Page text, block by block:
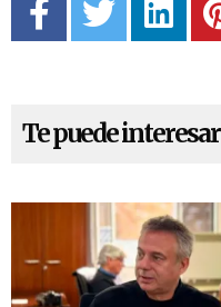
Te puede interesar